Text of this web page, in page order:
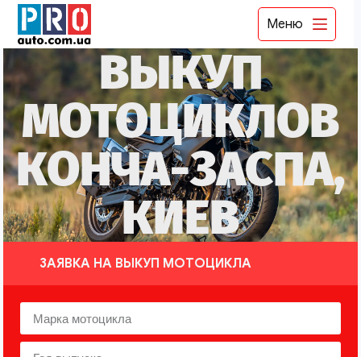
Меню
ВЫКУП
МОТОЦИКЛОВ
КОНЧА-ЗАСПА,
КИЕВ
ЗАЯВКА НА ВЫКУП МОТОЦИКЛА